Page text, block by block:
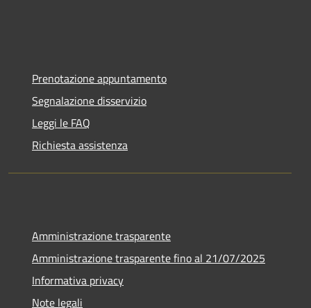
Prenotazione appuntamento
Segnalazione disservizio
Leggi le FAQ
Richiesta assistenza
Amministrazione trasparente
Amministrazione trasparente fino al 21/07/2025
Informativa privacy
Note legali